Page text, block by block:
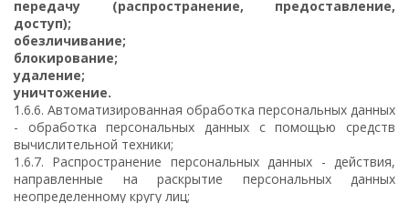
передачу (распространение, предоставление,
доступ);
обезличивание;
блокирование;
удаление;
уничтожение.
1.6.6. Автоматизированная обработка персональных данных
- обработка персональных данных с помощью средств
вычислительной техники;
1.6.7. Распространение персональных данных - действия,
направленные на раскрытие персональных данных
неопределенному кругу лиц;